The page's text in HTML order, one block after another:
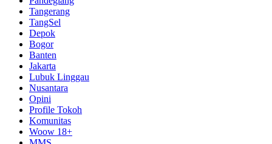
Tangerang
TangSel
Depok
Bogor
Banten
Jakarta
Lubuk Linggau
Nusantara
Opini
Profile Tokoh
Komunitas
Woow 18+